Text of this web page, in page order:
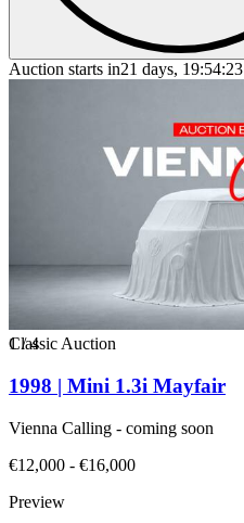
Auction starts in21 days, 19:54:23
1/4
Classic Auction
1998 | Mini 1.3i Mayfair
Vienna Calling - coming soon
€12,000 - €16,000
Preview